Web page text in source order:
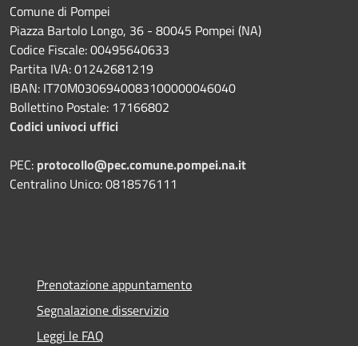
Comune di Pompei
Piazza Bartolo Longo, 36 - 80045 Pompei (NA)
Codice Fiscale: 00495640633
Partita IVA: 01242681219
IBAN: IT70M0306940083100000046040
Bollettino Postale: 17166802
Codici univoci uffici
PEC: protocollo@pec.comune.pompei.na.it
Centralino Unico: 0818576111
Prenotazione appuntamento
Segnalazione disservizio
Leggi le FAQ